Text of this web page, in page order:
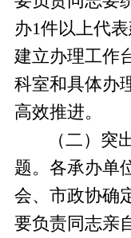
办1件以上代
建立办理工作
科室和具体办
高效推进。
（二）突
题。 各承办单
会、市政协确
要负责同志亲